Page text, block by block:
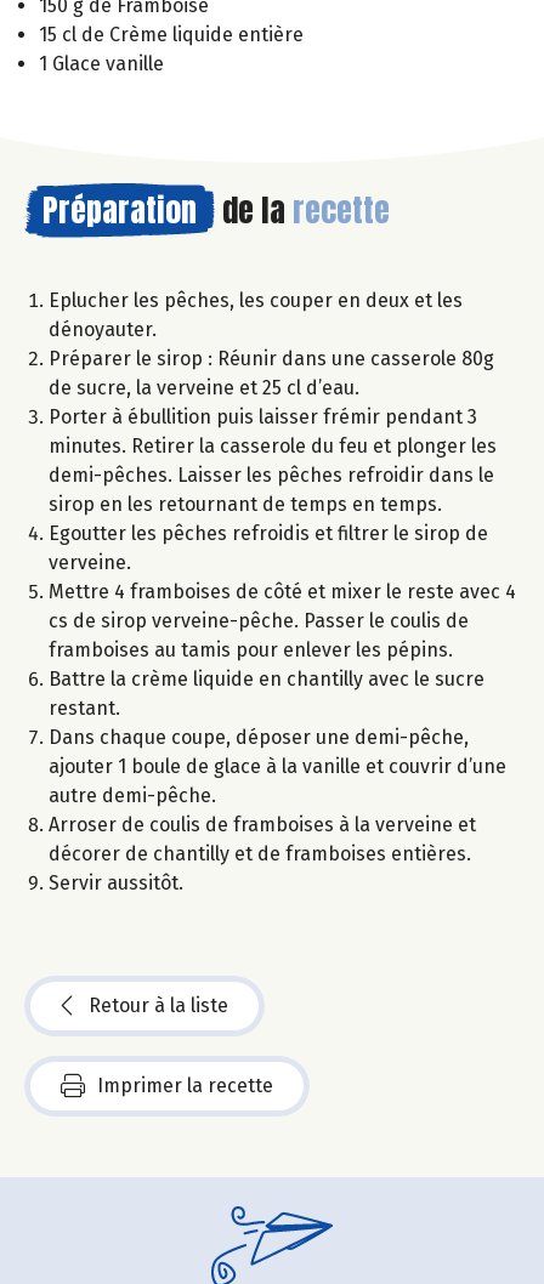
150 g de Framboise
15 cl de Crème liquide entière
1 Glace vanille
Préparation de la recette
Eplucher les pêches, les couper en deux et les
dénoyauter.
Préparer le sirop : Réunir dans une casserole 80g
de sucre, la verveine et 25 cl d’eau.
Porter à ébullition puis laisser frémir pendant 3
minutes. Retirer la casserole du feu et plonger les
demi-pêches. Laisser les pêches refroidir dans le
sirop en les retournant de temps en temps.
Egoutter les pêches refroidis et filtrer le sirop de
verveine.
Mettre 4 framboises de côté et mixer le reste avec 4
cs de sirop verveine-pêche. Passer le coulis de
framboises au tamis pour enlever les pépins.
Battre la crème liquide en chantilly avec le sucre
restant.
Dans chaque coupe, déposer une demi-pêche,
ajouter 1 boule de glace à la vanille et couvrir d’une
autre demi-pêche.
Arroser de coulis de framboises à la verveine et
décorer de chantilly et de framboises entières.
Servir aussitôt.
Retour à la liste
Imprimer la recette